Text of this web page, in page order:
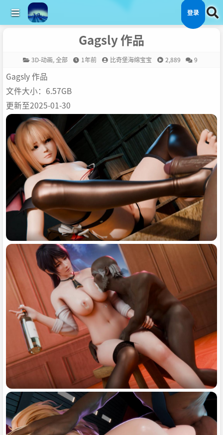
登录
Gagsly 作品
3D-动画,全部 1年前 比奇堡海绵宝宝 2,889 9
Gagsly 作品
文件大小：6.57GB
更新至2025-01-30